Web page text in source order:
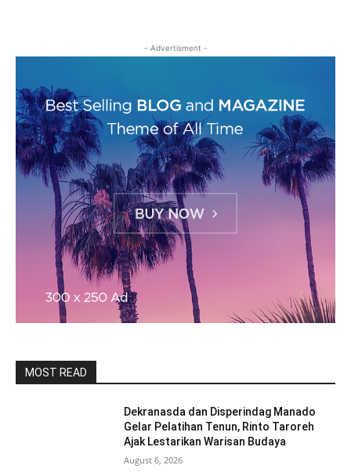
- Advertisment -
MOST READ
Dekranasda dan Disperindag Manado
Gelar Pelatihan Tenun, Rinto Taroreh
Ajak Lestarikan Warisan Budaya
August 6, 2026